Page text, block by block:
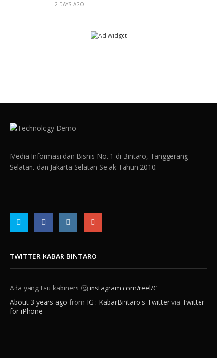
2 DAYS AGO
Media Informasi dan Bisnis No. 1 di Bintaro, Tanggerang
Selatan, dan Jakarta Selatan Sejak Tahun 2010.
TWITTER KABAR BINTARO
Ada yang tau kabiners 🤔instagram.com/reel/C…
About 3 years ago from IG : KabarBintaro's Twitter via Twitter
for iPhone